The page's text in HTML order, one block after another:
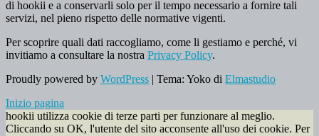
di hookii e a conservarli solo per il tempo necessario a fornire tali
servizi, nel pieno rispetto delle normative vigenti.
Per scoprire quali dati raccogliamo, come li gestiamo e perché, vi
invitiamo a consultare la nostra Privacy Policy.
Proudly powered by WordPress | Tema: Yoko di Elmastudio
Inizio pagina
hookii utilizza cookie di terze parti per funzionare al meglio.
Cliccando su OK, l'utente del sito acconsente all'uso dei cookie. Per